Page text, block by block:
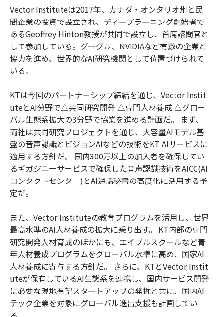
Vector Instituteは2017年、カナダ・オンタリオ州と民
間企業の投資で設立され、ディープラーニング創始者で
あるGeoffrey Hinton教授が共同で設立し、首席諮問官と
して参加している。グーグル、NVIDIAなど有数の企業と
協力を進め、世界的なAI研究機関として位置づけられて
いる。
KTは今回のパートナーシップ締結を通じ、Vector Instit
uteとAI分野で△共同研究開発 △専門人材養成 △グロー
バル生態系拡大の3分野で協業を進める計画だ。 まず、
両社は共同研究プロジェクトを通じ、大容量AIモデル基
盤の音声認識とビジョンAIなどの技術をKT AIサービスに
適用する方針だ。 国内300万以上の加入者を確保してい
るギガジニーサービスで確保した音声認識技術をAICC(AI
コンタクトセンター)とAI通話秘書の高度化に活用する予
定だ。
また、Vector Instituteの教育プログラムを活用し、世界
最高水準のAI人材養成の拡大に乗り出す。 KT内部の専門
研究開発人材育成のほかにも、エイブルスクールなど青
年人材養成プログラムをグローバル水準に高め、国家AI
人材養成に寄与する方針だ。 さらに、KTとVector Instit
uteが保有しているAI生態系を連携し、国内サービス開発
に必要な現地有望スタートアップの発掘と共に、国内AI
テック企業を対象にグローバル進出支援も計画してい